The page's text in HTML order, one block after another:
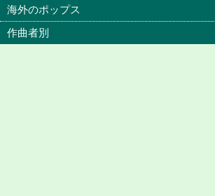
海外のポップス
作曲者別